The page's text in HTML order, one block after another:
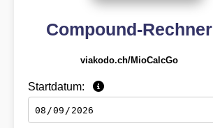
Compound-Rechner
viakodo.ch/MioCalcGo
Startdatum: